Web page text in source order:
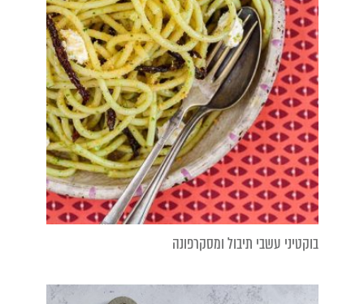
בוקטיני עשבי תיבול ומסקרפונה